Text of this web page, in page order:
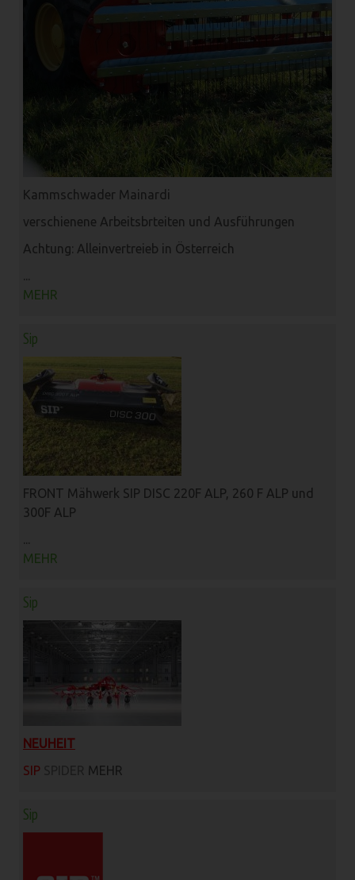
Kammschwader Mainardi
verschienene Arbeitsbrteiten und Ausführungen
Achtung: Alleinvertreieb in Österreich
...
MEHR
Sip
FRONT Mähwerk SIP DISC 220F ALP, 260 F ALP und
300F ALP
...
MEHR
Sip
NEUHEIT
SIP
MEHR
Sip